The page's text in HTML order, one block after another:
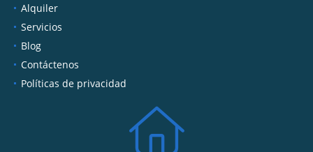
Alquiler
Servicios
Blog
Contáctenos
Políticas de privacidad